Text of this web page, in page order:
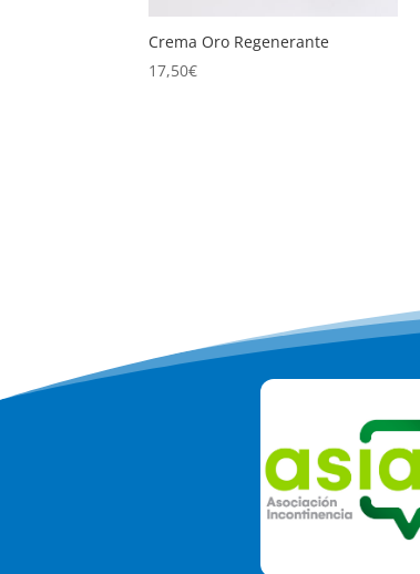
Crema Oro Regenerante
17,50€